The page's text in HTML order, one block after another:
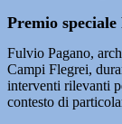
Premio
Fulvio Pagano,
Campi Flegrei,
interventi rilevanti
contesto di